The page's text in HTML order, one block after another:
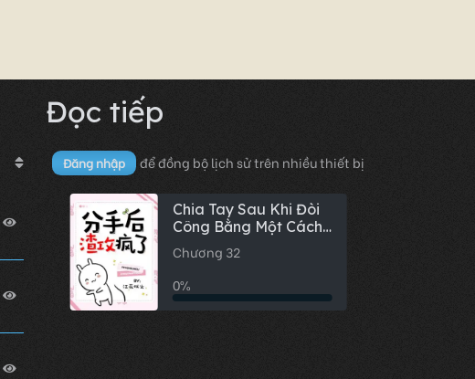
Đọc tiếp
Đăng nhập để đồng bộ lịch sử trên nhiều thiết bị
Chia Tay Sau Khi Đòi
Công Bằng Một Cách
Điên Rồ
Chương 32
0%